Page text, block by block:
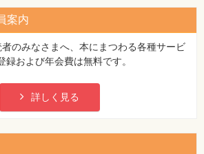
にファンになってもらえる広告を出しまし
ション広告を使えるようにしましょう
案内
のみなさまへ、本にまつわる各種サービ
録および年会費は無料です。
詳しく見る